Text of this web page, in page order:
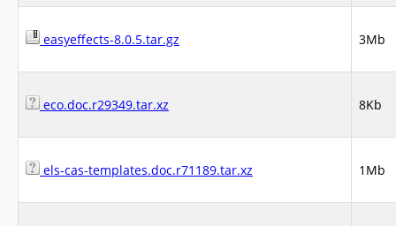
easyeffects-8.0.5.tar.gz 3Mb
eco.doc.r29349.tar.xz 8Kb
els-cas-templates.doc.r71189.tar.xz 1Mb